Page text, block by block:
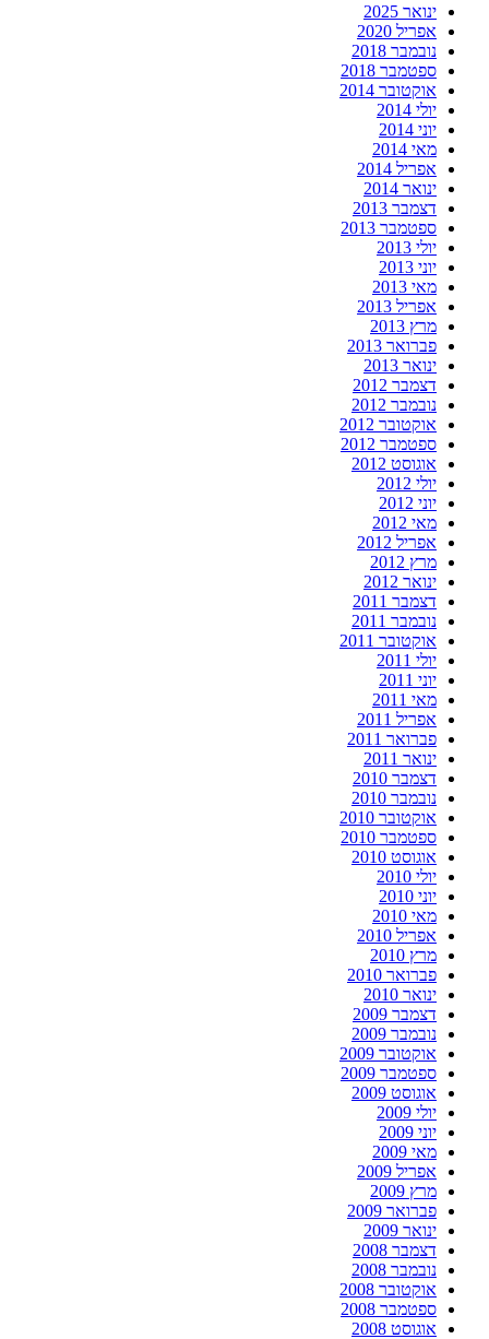
ינואר 2025
אפריל 2020
נובמבר 2018
ספטמבר 2018
אוקטובר 2014
יולי 2014
יוני 2014
מאי 2014
אפריל 2014
ינואר 2014
דצמבר 2013
ספטמבר 2013
יולי 2013
יוני 2013
מאי 2013
אפריל 2013
מרץ 2013
פברואר 2013
ינואר 2013
דצמבר 2012
נובמבר 2012
אוקטובר 2012
ספטמבר 2012
אוגוסט 2012
יולי 2012
יוני 2012
מאי 2012
אפריל 2012
מרץ 2012
ינואר 2012
דצמבר 2011
נובמבר 2011
אוקטובר 2011
יולי 2011
יוני 2011
מאי 2011
אפריל 2011
פברואר 2011
ינואר 2011
דצמבר 2010
נובמבר 2010
אוקטובר 2010
ספטמבר 2010
אוגוסט 2010
יולי 2010
יוני 2010
מאי 2010
אפריל 2010
מרץ 2010
פברואר 2010
ינואר 2010
דצמבר 2009
נובמבר 2009
אוקטובר 2009
ספטמבר 2009
אוגוסט 2009
יולי 2009
יוני 2009
מאי 2009
אפריל 2009
מרץ 2009
פברואר 2009
ינואר 2009
דצמבר 2008
נובמבר 2008
אוקטובר 2008
ספטמבר 2008
אוגוסט 2008